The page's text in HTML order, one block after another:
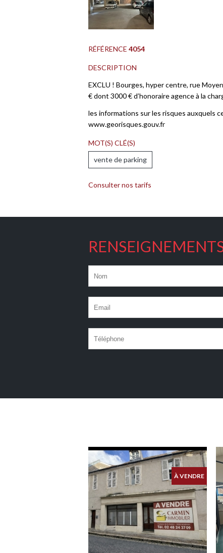
RÉFÉRENCE 4054
DESCRIPTION
EXCLU ! Bourges, hyper centre, rue
€ dont 3000 € d’honoraire agence à la
les informations sur les risques auxquels
www.georisques.gouv.fr
MOT(S) CLÉ(S)
vente de parking
Consulter nos tarifs
À VENDRE